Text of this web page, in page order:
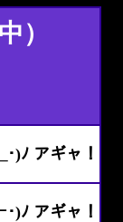
）
アギャ！
アギャ！